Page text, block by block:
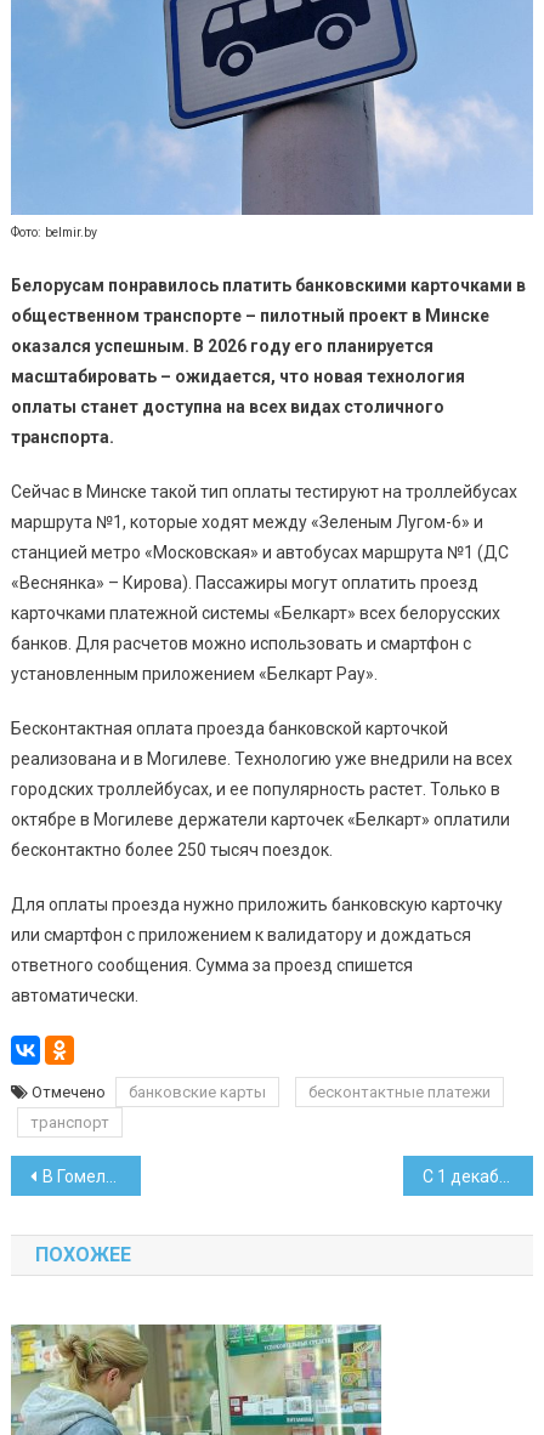
Фото: belmir.by
Белорусам понравилось платить банковскими карточками в
общественном транспорте – пилотный проект в Минске
оказался успешным. В 2026 году его планируется
масштабировать – ожидается, что новая технология
оплаты станет доступна на всех видах столичного
транспорта.
Сейчас в Минске такой тип оплаты тестируют на троллейбусах
маршрута №1, которые ходят между «Зеленым Лугом-6» и
станцией метро «Московская» и автобусах маршрута №1 (ДС
«Веснянка» – Кирова). Пассажиры могут оплатить проезд
карточками платежной системы «Белкарт» всех белорусских
банков. Для расчетов можно использовать и смартфон с
установленным приложением «Белкарт Pay».
Бесконтактная оплата проезда банковской карточкой
реализована и в Могилеве. Технологию уже внедрили на всех
городских троллейбусах, и ее популярность растет. Только в
октябре в Могилеве держатели карточек «Белкарт» оплатили
бесконтактно более 250 тысяч поездок.
Для оплаты проезда нужно приложить банковскую карточку
или смартфон с приложением к валидатору и дождаться
ответного сообщения. Сумма за проезд спишется
автоматически.
Отмечено банковские карты
бесконтактные платежи
транспорт
Навигация
по
записям
В Гомельской области утрачен ботанический памятник природы
ПОХОЖЕЕ